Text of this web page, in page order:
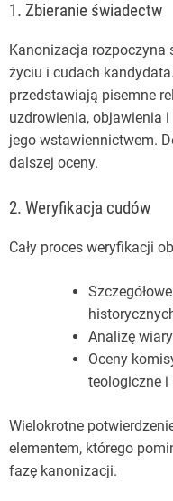
1. Zbieranie świadectw
Kanonizacja rozpoczyna
życiu i cudach
przedstawiają pisemne
uzdrowienia, objawienia
jego wstawiennictwem.
dalszej oceny.
2. Weryfikacja cudów
Cały proces weryfikacji
Analizę
Oceny
teologiczne i
Wielokrotne
elementem, którego
fazę kanonizacji.